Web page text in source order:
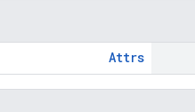
Attrs